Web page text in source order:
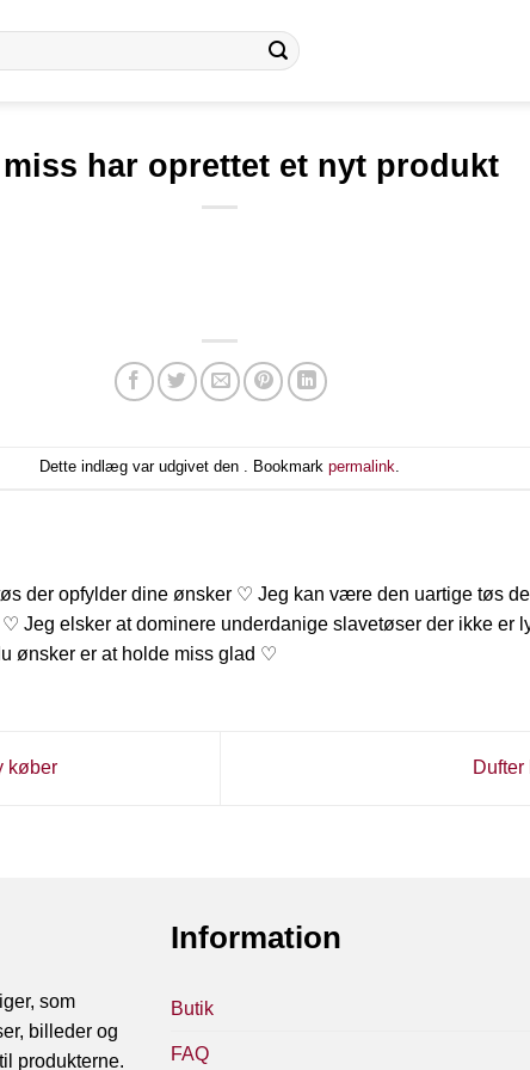
har oprettet et nyt produkt
Dette indlæg var udgivet den . Bookmark permalink
der opfylder dine ønsker ♡ Jeg kan være den uartige tøs
Jeg elsker at dominere underdanige slavetøser der ikke er
ønsker er at holde miss glad ♡
køber Dufter
som
billeder og
produkterne.
Information
Butik
FAQ